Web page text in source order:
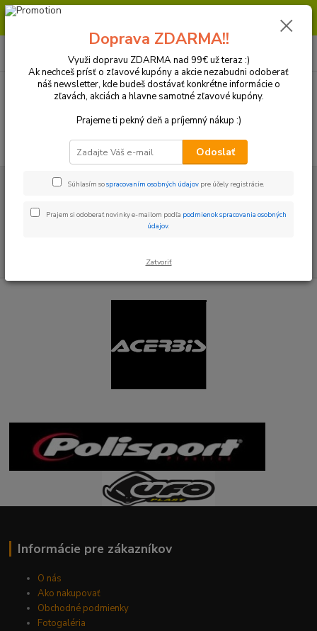
Milí zákazníci, pri objednávke nad 99€ získate poštovné ZDARMA.
(Po-Pia, 8:30-16:30 hod.)
Informácie pre zákazníkov
O nás
Ako nakupovať
Obchodné podmienky
Fotogaléria
Doprava ZDARMA!!
Využi dopravu ZDARMA nad 99€ už teraz :)
Ak nechceš prísť o zľavové kupóny a akcie nezabudni odoberať
náš newsletter, kde budeš dostávať konkrétne informácie o
zľavách, akciách a hlavne samotné zľavové kupóny.
Prajeme ti pekný deň a príjemný nákup :)
Odoslať
Súhlasím sospracovaním osobných údajov pre účely registrácie.
Prajem si odoberať novinky e-mailom podľa podmienok spracovania osobných
údajov.
Zatvoriť